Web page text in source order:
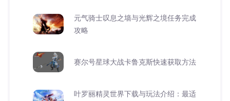
元气骑士叹息之墙与光辉之境任务完成
攻略
赛尔号星球大战卡鲁克斯快速获取方法
叶罗丽精灵世界下载与玩法介绍：最适